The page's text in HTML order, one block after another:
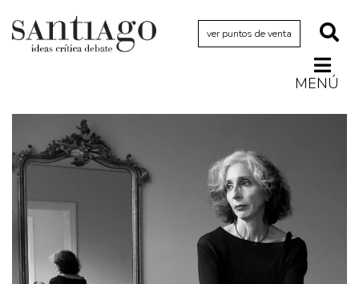
ver puntos de venta
MENÚ
Archivo Cenfoto-UDP
Arquetipos de situación
Artes visuales
Ciencia
Cine y televisión
Ciudad